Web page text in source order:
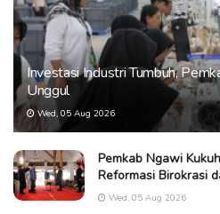
Investasi Industri Tumbuh,
Unggul
Wed, 05 Aug 2026
Pemkab Ngawi
Reformasi Birokrasi
Wed, 05 Aug 2026